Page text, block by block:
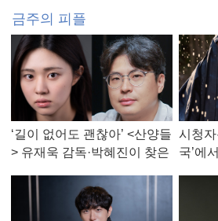
금주의 피플
‘길이 없어도 괜찮아’ <산양들
> 유재욱 감독·박혜진이 찾은
시청자
국’에